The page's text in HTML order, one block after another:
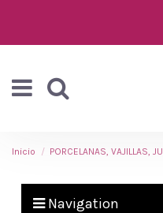
Inicio PORCELANAS, VAJILLAS,
Navigation